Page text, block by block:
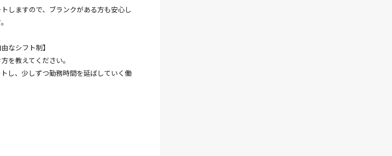
しますので、ブランクがある方も安心し
なシフト制】
を教えてください。
し、少しずつ勤務時間を延ばしていく働